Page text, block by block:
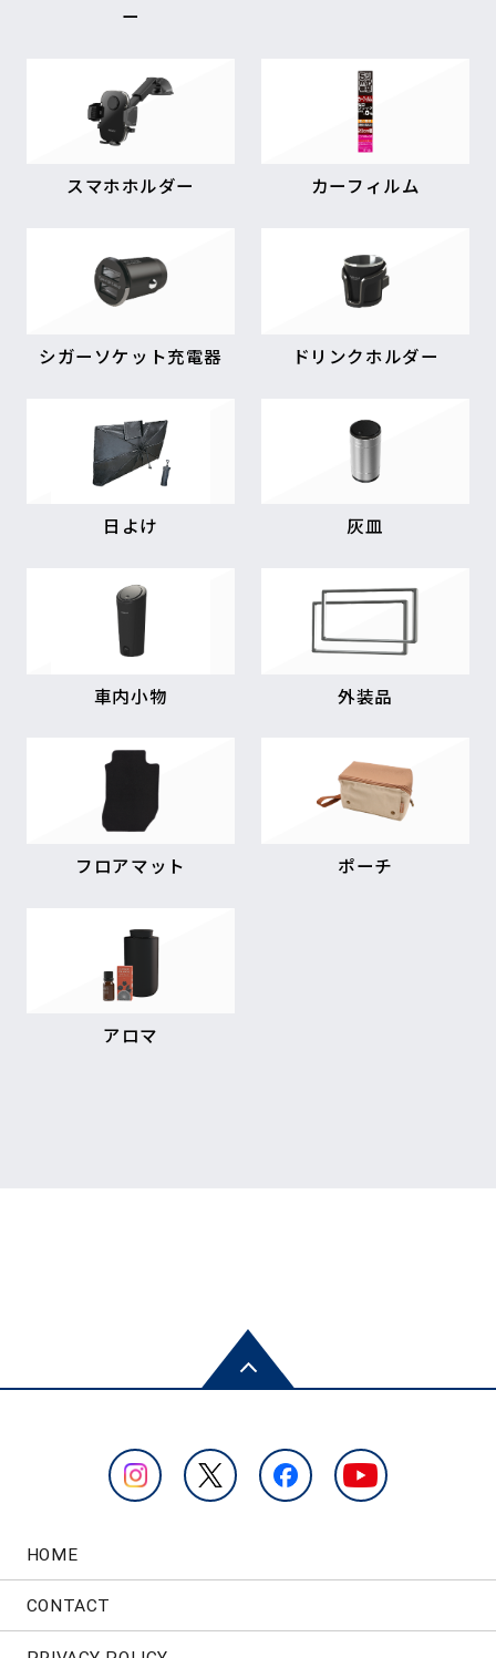
ー
スマホホルダー カーフィルム
シガーソケット充電器 ドリンクホルダー
日よけ 灰皿
車内小物 外装品
フロアマット ポーチ
アロマ
HOME
CONTACT